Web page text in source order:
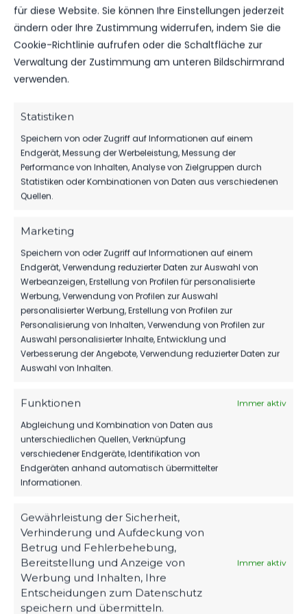
für diese Website. Sie können Ihre Einstellungen jederzeit
ändern oder Ihre Zustimmung widerrufen, indem Sie die
Cookie-Richtlinie aufrufen oder die Schaltfläche zur
Verwaltung der Zustimmung am unteren Bildschirmrand
verwenden.
Statistiken
Speichern von oder Zugriff auf Informationen auf einem
Endgerät, Messung der Werbeleistung, Messung der
Performance von Inhalten, Analyse von Zielgruppen durch
Statistiken oder Kombinationen von Daten aus verschiedenen
Quellen.
Marketing
Speichern von oder Zugriff auf Informationen auf einem
Endgerät, Verwendung reduzierter Daten zur Auswahl von
Werbeanzeigen, Erstellung von Profilen für personalisierte
Werbung, Verwendung von Profilen zur Auswahl
personalisierter Werbung, Erstellung von Profilen zur
Personalisierung von Inhalten, Verwendung von Profilen zur
Auswahl personalisierter Inhalte, Entwicklung und
Verbesserung der Angebote, Verwendung reduzierter Daten zur
Auswahl von Inhalten.
Funktionen Immer aktiv
Abgleichung und Kombination von Daten aus
unterschiedlichen Quellen, Verknüpfung
verschiedener Endgeräte, Identifikation von
Endgeräten anhand automatisch übermittelter
Informationen.
Gewährleistung der Sicherheit,
Verhinderung und Aufdeckung von
Betrug und Fehlerbehebung,
Bereitstellung und Anzeige von
Werbung und Inhalten, Ihre
Entscheidungen zum Datenschutz
speichern und übermitteln.
Immer aktiv
WEITERE MELDUNGEN
DAS KÖNNTE DICH
AUCH INTERESSIEREN.
1.MÄNNER
TIM MEYER WECHSELT ZU GERMANIA
07. Aug. 2026
1.MÄNNER
HERBER DÄMPFER AUF DEM WEG ZUM
KLASSENERHALT
02. Aug. 2026 214
1.MÄNNER
WIR VERPFLICHTEN TILL JACOBI!
31. Juli 2026 168